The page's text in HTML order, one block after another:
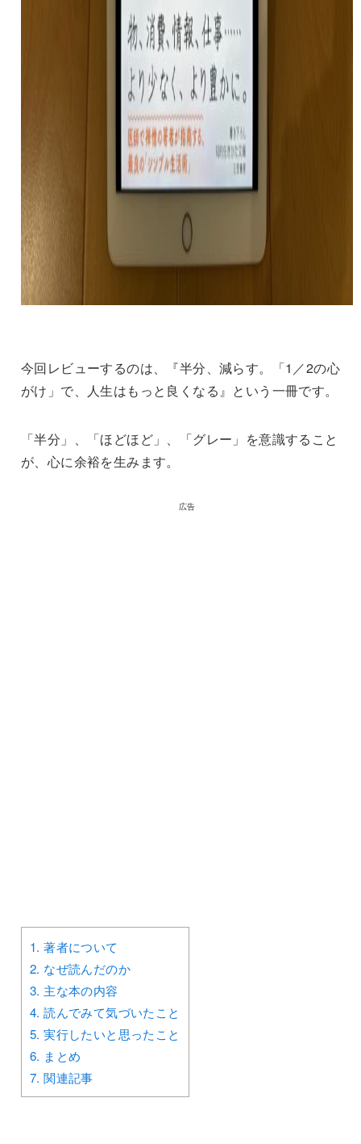
今回レビューするのは、『半分、減らす。「1／2の心
がけ」で、人生はもっと良くなる』という一冊です。
「半分」、「ほどほど」、「グレー」を意識すること
が、心に余裕を生みます。
広告
1. 著者について
2. なぜ読んだのか
3. 主な本の内容
4. 読んでみて気づいたこと
5. 実行したいと思ったこと
6. まとめ
7. 関連記事